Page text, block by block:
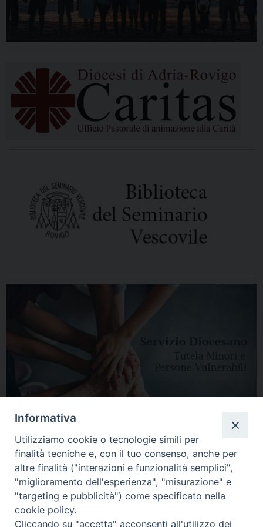
HOME DIOCESI VESCOVO CURIA VESCOVILE NEWS
Informativa
Utilizziamo cookie o tecnologie simili per
finalità tecniche e, con il tuo consenso, anche per
altre finalità ("interazioni e funzionalità semplici",
"miglioramento dell'esperienza", "misurazione" e
"targeting e pubblicità") come specificato nella
cookie policy.
Cliccando su "accetta" acconsenti all'utilizzo dei